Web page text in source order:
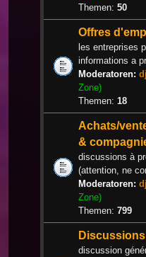
Themen: 50
Offres
les entreprises
informations a
Moderatoren:
Zone)
Themen: 18
Achats/
&
discussions à
(attention, ne
Moderatoren:
Zone)
Themen: 799
discussion